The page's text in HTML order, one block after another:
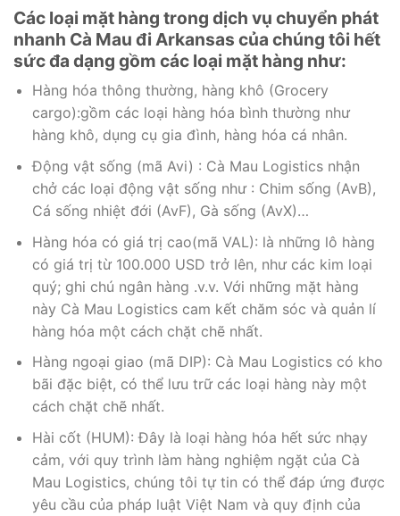
Các loại mặt hàng trong dịch vụ chuyển phát
nhanh Cà Mau đi Arkansas của chúng tôi hết
sức đa dạng gồm các loại mặt hàng như:
Hàng hóa thông thường, hàng khô (Grocery
cargo):gồm các loại hàng hóa bình thường như
hàng khô, dụng cụ gia đình, hàng hóa cá nhân.
Động vật sống (mã Avi) : Cà Mau Logistics nhận
chở các loại động vật sống như : Chim sống (AvB),
Cá sống nhiệt đới (AvF), Gà sống (AvX)…
Hàng hóa có giá trị cao(mã VAL): là những lô hàng
có giá trị từ 100.000 USD trở lên, như các kim loại
quý; ghi chú ngân hàng .v.v. Với những mặt hàng
này Cà Mau Logistics cam kết chăm sóc và quản lí
hàng hóa một cách chặt chẽ nhất.
Hàng ngoại giao (mã DIP): Cà Mau Logistics có kho
bãi đặc biệt, có thể lưu trữ các loại hàng này một
cách chặt chẽ nhất.
Hài cốt (HUM): Đây là loại hàng hóa hết sức nhạy
cảm, với quy trình làm hàng nghiệm ngặt của Cà
Mau Logistics, chúng tôi tự tin có thể đáp ứng được
yêu cầu của pháp luật Việt Nam và quy định của